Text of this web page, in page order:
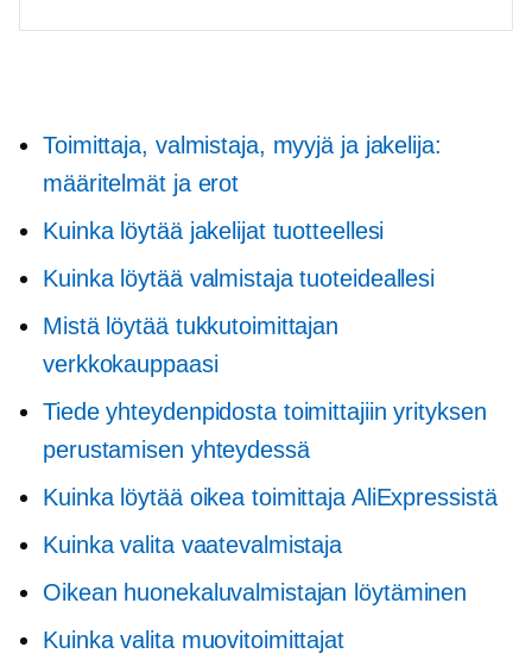
Toimittaja, valmistaja, myyjä ja jakelija:
määritelmät ja erot
Kuinka löytää jakelijat tuotteellesi
Kuinka löytää valmistaja tuoteideallesi
Mistä löytää tukkutoimittajan
verkkokauppaasi
Tiede yhteydenpidosta toimittajiin yrityksen
perustamisen yhteydessä
Kuinka löytää oikea toimittaja AliExpressistä
Kuinka valita vaatevalmistaja
Oikean huonekaluvalmistajan löytäminen
Kuinka valita muovitoimittajat